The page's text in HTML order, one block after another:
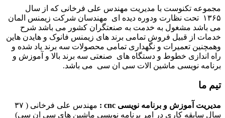
مجموعه تکنوست با مدیریت مهندس علی فرخانی که از سال
۱۳۶۵ تحت نظارت ودوره دیده ای مهندسان شرکت زیمنس المان
می باشد مشغول به خدمت به صنعتگران کشور می باشد شرح
خدمات از قبیل فروش تمامی برند های زیمنس فانوک و هایدن هاین
وهمچنین تعمیرات و نگهداری تمامی محصولات سه برند یاد شده و
راه اندازی خطوط و دستگاه های صنعتی سه برند بالا و آموزش و
برنامه نویسی ماشین الات سی ان سی می باشد.
تیم ما
مدیریت آموزش و برنامه نویسی cnc :
مهندس علی فرخانی ( ۳۷
سال سابقه کاری در امر برنامه نویسی ماشین های سی ان سی)